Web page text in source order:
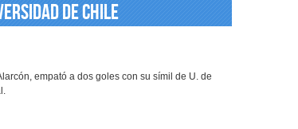
de Chile
empató a dos goles con su símil de U. de